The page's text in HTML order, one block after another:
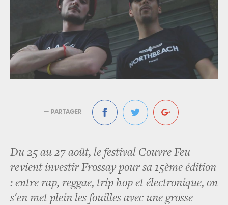
— PARTAGER
Du 25 au 27 août, le festival Couvre Feu
revient investir Frossay pour sa 15ème édition
: entre rap, reggae, trip hop et électronique, on
s'en met plein les fouilles avec une grosse